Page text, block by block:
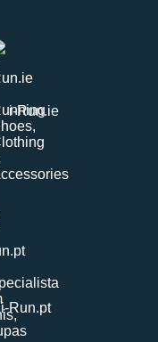
i-Run.ie
i-Run.pt